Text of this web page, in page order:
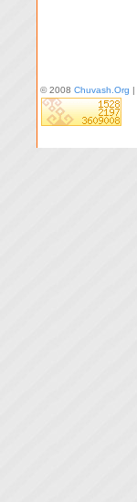
© 2008 Chuvash.Org |